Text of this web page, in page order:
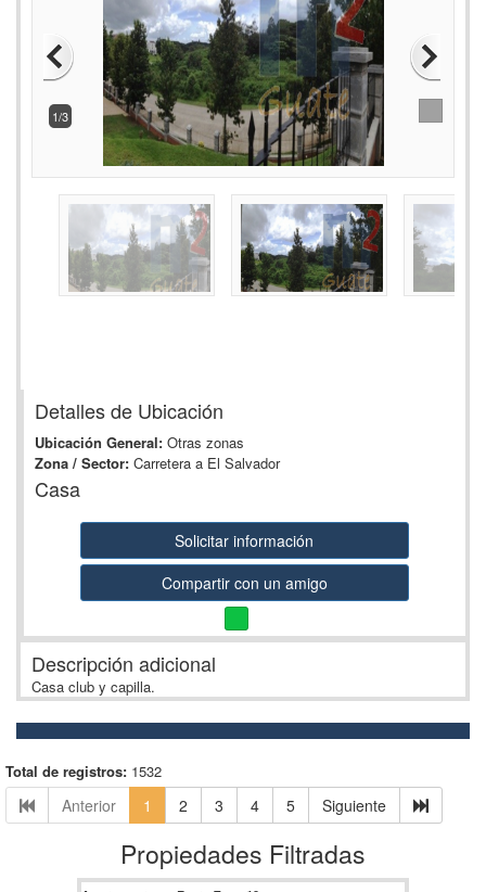
2/3
Detalles de Ubicación
Ubicación General: Otras zonas
Zona / Sector: Carretera a El Salvador
Casa
Solicitar información
Compartir con un amigo
Descripción adicional
Casa club y capilla.
Total de registros: 1532
Anterior 1 2 3 4 5 Siguiente
Propiedades Filtradas